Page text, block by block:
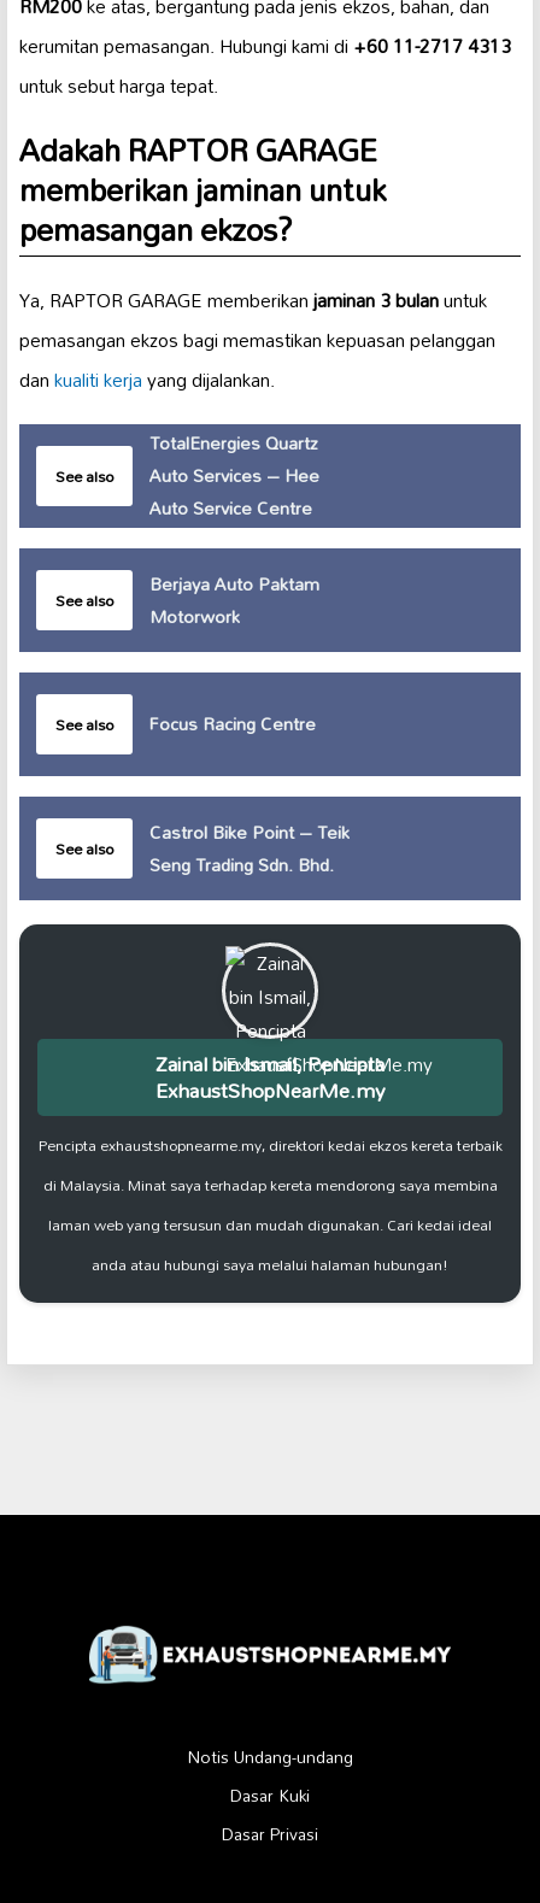
kerumitan pemasangan. Hubungi kami di+60 11-2717 4313
untuk sebut harga tepat.
Adakah RAPTOR GARAGE
memberikan jaminan untuk
pemasangan ekzos?
Ya, RAPTOR GARAGE memberikanjaminan 3 bulanuntuk
pemasangan ekzos bagi memastikan kepuasan pelanggan
dankualiti kerjayang dijalankan.
See also
TotalEnergies Quartz
Auto Services – Hee
Auto Service Centre
See also
Berjaya Auto Paktam
Motorwork
See also Focus Racing Centre
See also
Castrol Bike Point – Teik
Seng Trading Sdn. Bhd.
Zainal bin Ismail, Pencipta
ExhaustShopNearMe.my
Pencipta exhaustshopnearme.my, direktori kedai ekzos kereta terbaik
di Malaysia. Minat saya terhadap kereta mendorong saya membina
laman web yang tersusun dan mudah digunakan. Cari kedai ideal
anda atau hubungi saya melalui halaman hubungan!
Notis Undang-undang
Dasar Kuki
Dasar Privasi